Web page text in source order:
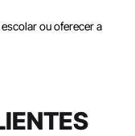
ou oferecer a